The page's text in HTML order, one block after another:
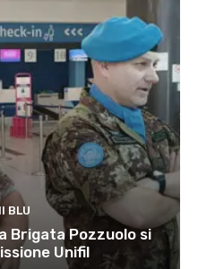
BLU
Brigata Pozzuolo si
Unifil